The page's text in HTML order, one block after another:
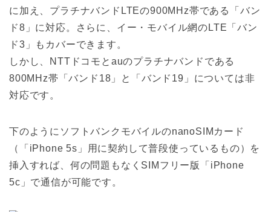
に加え、プラチナバンドLTEの900MHz帯である「バン
ド8」に対応。さらに、イー・モバイル網のLTE「バン
ド3」もカバーできます。
しかし、NTTドコモとauのプラチナバンドである
800MHz帯「バンド18」と「バンド19」については非
対応です。
下のようにソフトバンクモバイルのnanoSIMカード
（「iPhone 5s」用に契約して普段使っているもの）を
挿入すれば、何の問題もなくSIMフリー版「iPhone
5c」で通信が可能です。